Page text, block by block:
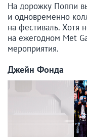
На дорожку Поппи
и одновременно
на фестиваль. Хотя
на ежегодном Met
мероприятия.
Джейн Фонда